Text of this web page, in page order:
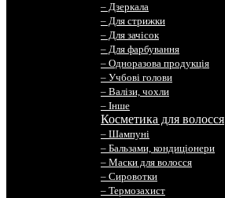
– Дзеркала
– Для стрижки
– Для зачісок
– Для фарбування
– Одноразова продукція
– Учбові голови
– Валізи, чохли
– Інше
Косметика для волосся
– Шампуні
– Бальзами, кондиціонери
– Маски для волосся
– Сировотки
– Термозахист